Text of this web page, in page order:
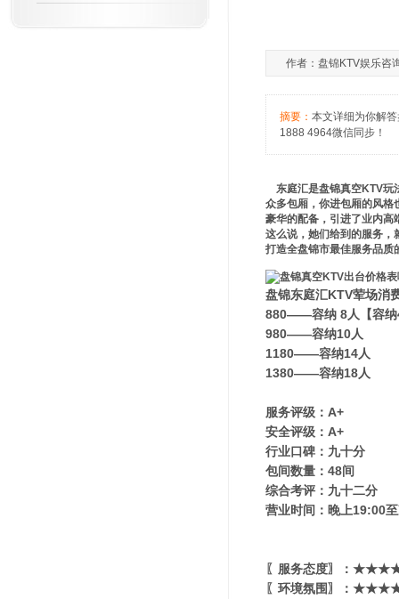
作者：盘锦KTV娱乐
摘要： 本文详细为你解
1888 4964微信同步！
东庭汇是盘锦真空KTV玩
众多包厢，你进包厢的风格
豪华的配备，引进了业内高
这么说，她们给到的服务
打造全盘锦市最佳服务品质
盘锦东庭汇KTV荤场消
880——容纳 8人【容纳
980——容纳10人
1180——容纳14人
1380——容纳18人
服务评级：A+
安全评级：A+
行业口碑：九十分
包间数量：48间
综合考评：九十二分
营业时间：晚上19:00
〖服务态度〗：
〖环境氛围〗：